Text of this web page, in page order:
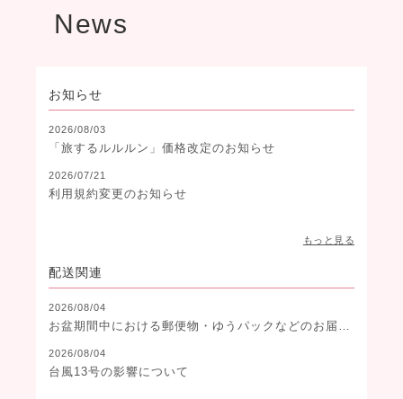
News
お知らせ
2026/08/03
「旅するルルルン」価格改定のお知らせ
2026/07/21
利用規約変更のお知らせ
もっと見る
配送関連
2026/08/04
お盆期間中における郵便物・ゆうパックなどのお届け
2026/08/04
台風13号の影響について